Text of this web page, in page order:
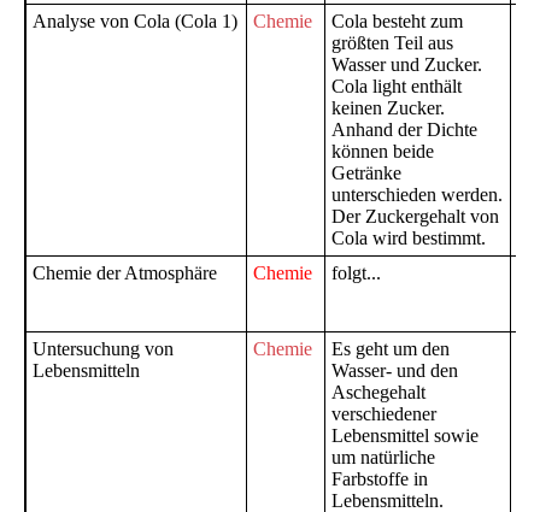
Analyse von Cola (Cola 1) Chemie
Cola besteht zum
größten Teil aus
Wasser und Zucker.
Cola light enthält
keinen Zucker.
Anhand der Dichte
können beide
Getränke
unterschieden werden.
Der Zuckergehalt von
Cola wird bestimmt.
Chemie der Atmosphäre Chemie folgt...
Untersuchung von
Lebensmitteln
Chemie
Es geht um den
Wasser- und den
Aschegehalt
verschiedener
Lebensmittel sowie
um natürliche
Farbstoffe in
Lebensmitteln.